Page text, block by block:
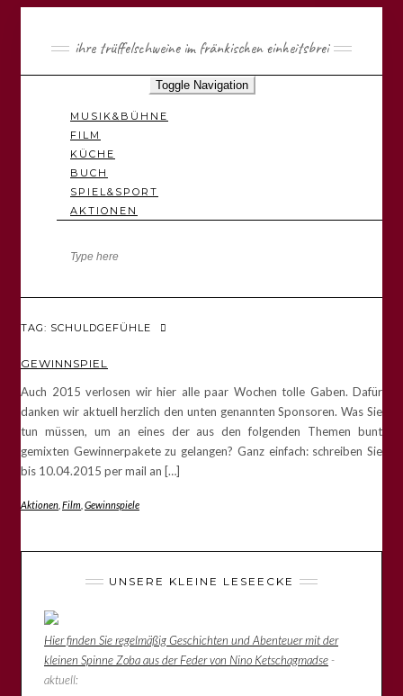
ihre trüffelschweine im fränkischen einheitsbrei
Toggle Navigation
MUSIK&BÜHNE
FILM
KÜCHE
BUCH
SPIEL&SPORT
AKTIONEN
TAG: SCHULDGEFÜHLE
GEWINNSPIEL
Auch 2015 verlosen wir hier alle paar Wochen tolle Gaben. Dafür
danken wir aktuell herzlich den unten genannten Sponsoren. Was Sie
tun müssen, um an eines der aus den folgenden Themen bunt
gemixten Gewinnerpakete zu gelangen? Ganz einfach: schreiben Sie
bis 10.04.2015 per mail an […]
Aktionen Film Gewinnspiele
UNSERE KLEINE LESEECKE
Hier finden Sie regelmäßig Geschichten und Abenteuer mit der
kleinen Spinne Zoba aus der Feder von Nino Ketschagmadse-
aktuell: